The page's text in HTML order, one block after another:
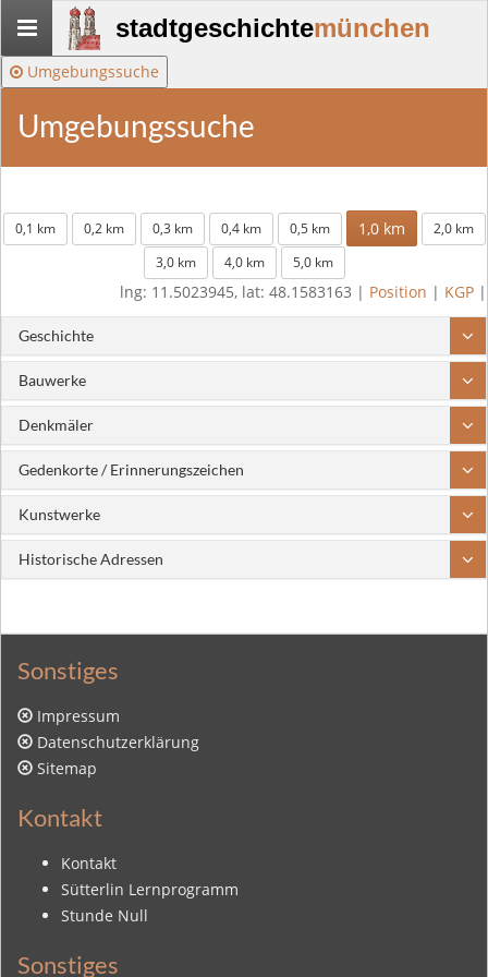
Stadtgeschichte-
München
stadtgeschichtemünchen
Umgebungssuche
Umgebungssuche
0,1 km 0,2 km 0,3 km 0,4 km 0,5 km 1,0 km
2,0 km
3,0 km
4,0 km 5,0 km
lng: 11.5023945, lat: 48.1583163 | Position | KGP |
Geschichte
Bauwerke
Denkmäler
Gedenkorte / Erinnerungszeichen
Kunstwerke
Historische Adressen
Sonstiges
Impressum
Datenschutzerklärung
Sitemap
Kontakt
Kontakt
Sütterlin Lernprogramm
Stunde Null
Sonstiges